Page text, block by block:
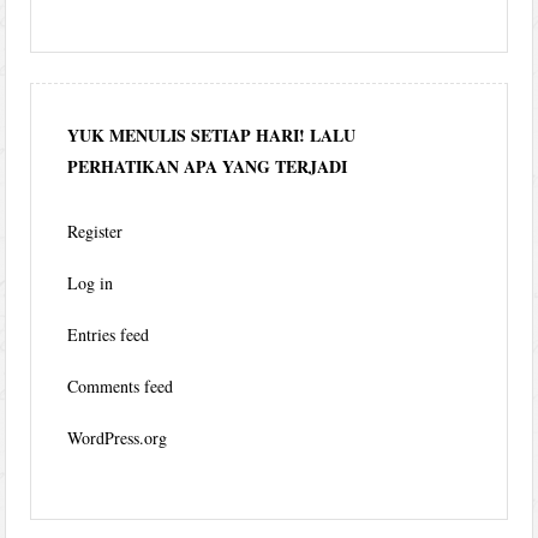
YUK MENULIS SETIAP HARI! LALU
PERHATIKAN APA YANG TERJADI
Register
Log in
Entries feed
Comments feed
WordPress.org